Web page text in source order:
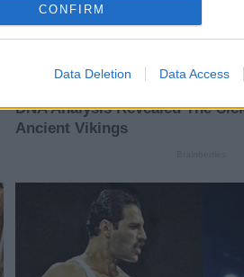
CONFIRM
Data Deletion Data Access